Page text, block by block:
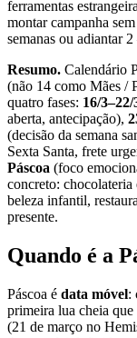
ferramentas
montar campanha
semanas ou adiantar
Resumo. Calendário
(não 14 como Mães /
quatro fases: 16/
aberta, antecipação),
(decisão da semana
Sexta Santa, frete
Páscoa (foco
concreto:
beleza infantil,
presente.
Quando é a
Páscoa é data móvel:
primeira lua cheia
(21 de março no